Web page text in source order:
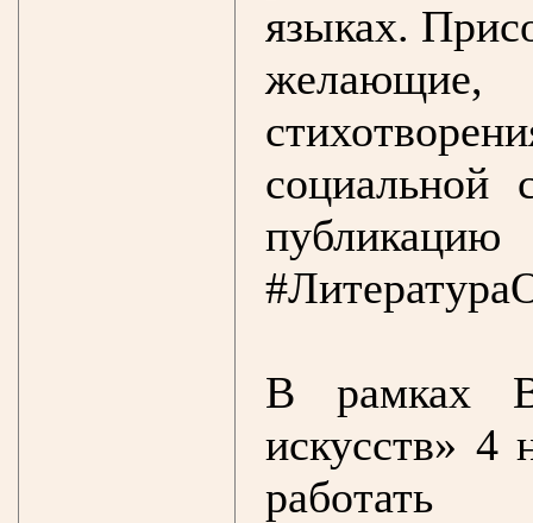
языках.
социальной
В рамках
искусств» 4
работать